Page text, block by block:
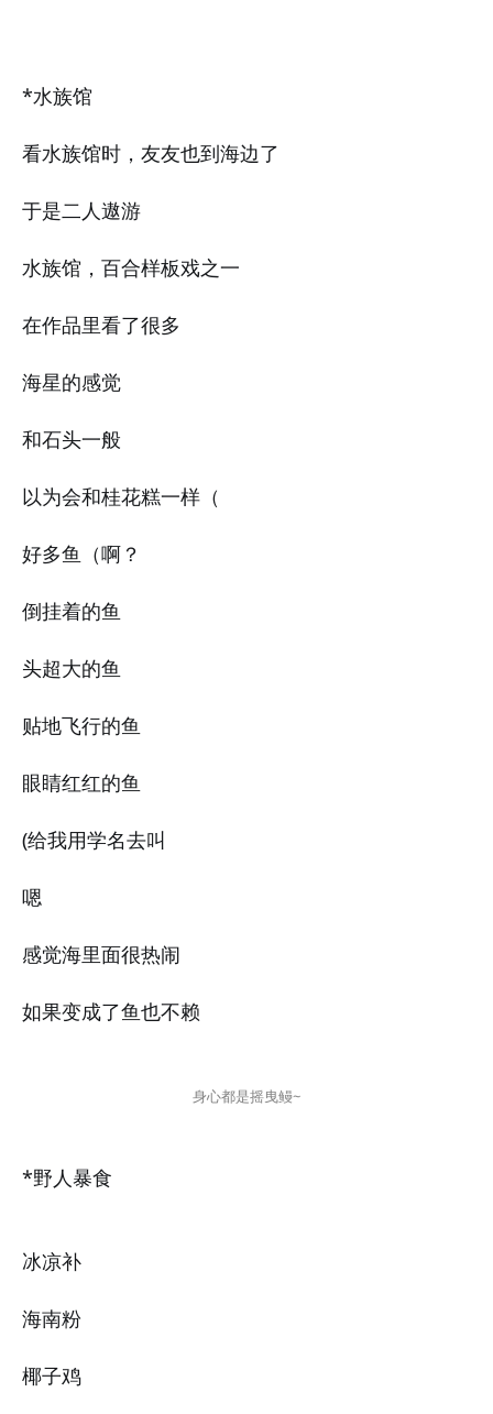
*水族馆
看水族馆时，友友也到海边了
于是二人遨游
水族馆，百合样板戏之一
在作品里看了很多
海星的感觉
和石头一般
以为会和桂花糕一样（
好多鱼（啊？
倒挂着的鱼
头超大的鱼
贴地飞行的鱼
眼睛红红的鱼
(给我用学名去叫
嗯
感觉海里面很热闹
如果变成了鱼也不赖
身心都是摇曳鳗~
*野人暴食
冰凉补
海南粉
椰子鸡